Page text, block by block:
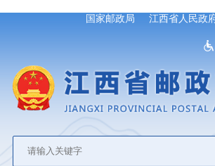
国家邮政局 江西省人民政